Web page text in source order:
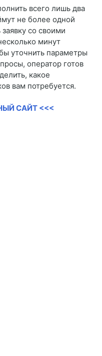
всего лишь два
не более одной
со своими
минут
уточнить параметры
оператор готов
какое
вам потребуется.
САЙТ <<<